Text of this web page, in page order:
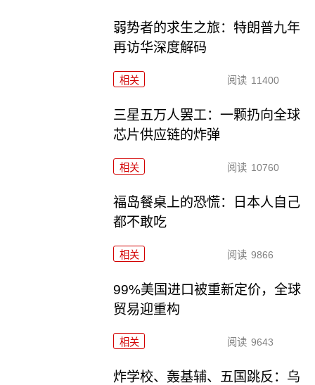
弱势者的求生之旅：特朗普九年
再访华深度解码
相关 阅读 11400
三星五万人罢工：一颗扔向全球
芯片供应链的炸弹
相关 阅读 10760
福岛餐桌上的恐慌：日本人自己
都不敢吃
相关 阅读 9866
99%美国进口被重新定价，全球
贸易迎重构
相关 阅读 9643
炸学校、轰基辅、五国跳反：乌